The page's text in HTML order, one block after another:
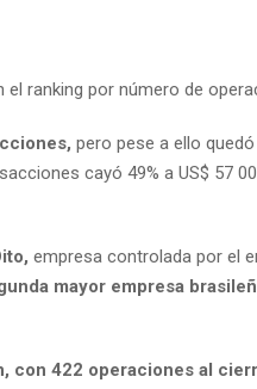
ranking por número de
pero pese a ello
cayó 49% a US$ 57
empresa controlada por el
mayor empresa
con 422 operaciones al